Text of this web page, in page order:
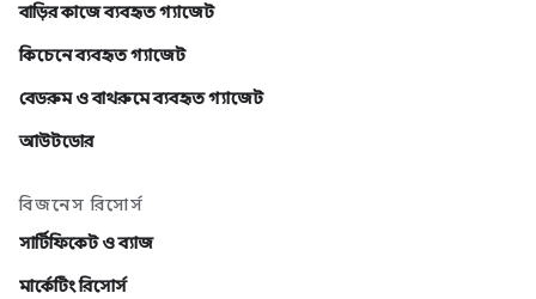
বাড়ির কাজে ব্যবহৃত গ্যাজেট
কিচেনে ব্যবহৃত গ্যাজেট
বেডরুম ও বাথরুমে ব্যবহৃত গ্যাজেট
আউটডোর
বিজনেস রিসোর্স
সার্টিফিকেট ও ব্যাজ
মার্কেটিং রিসোর্স